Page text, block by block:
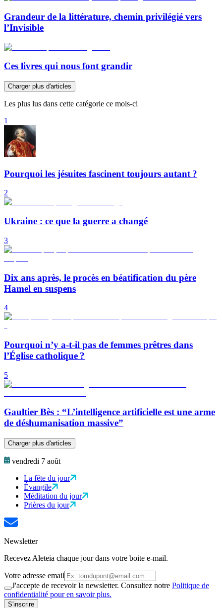
Grandeur de la littérature, chemin privilégié vers
l’Invisible
Ces livres qui nous font grandir
Charger plus d'articles
Les plus lus dans cette catégorie ce mois-ci
1
Pourquoi les jésuites fascinent toujours autant ?
2
Ukraine : ce que la guerre a changé
3
Dix ans après, le procès en béatification du père
Hamel en suspens
4
Pourquoi n’y a-t-il pas de femmes prêtres dans
l’Église catholique ?
5
Gaultier Bès : “L’intelligence artificielle est une arme
de déshumanisation massive”
Charger plus d'articles
vendredi 7 août
La fête du jour
Évangile
Méditation du jour
Prières du jour
Newsletter
Recevez Aleteia chaque jour dans votre boite e-mail.
Votre adresse email
J'accepte de recevoir la newsletter. Consultez notre Politique de
confidentialité pour en savoir plus.
S'inscrire